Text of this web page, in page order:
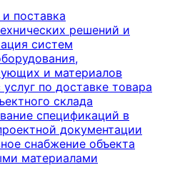
поставка
решений и
систем
и материалов
по доставке товара
склада
спецификаций в
документации
снабжение объекта
материалами